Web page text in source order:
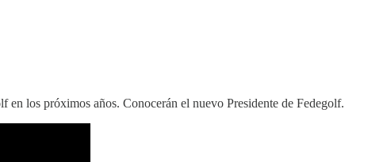
en los próximos años. Conocerán el nuevo Presidente de Fedegolf.